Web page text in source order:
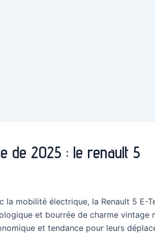
de 2025 : le renault 5
la mobilité électrique, la Renault 5 E-
et bourrée de charme vintage
et tendance pour leurs